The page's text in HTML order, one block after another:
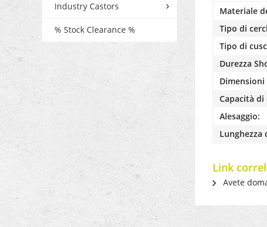
Industry Castors
% Stock Clearance %
Materiale
Tipo di
Tipo di
Durezza
Capacità di
Alesaggio:
Lunghezza
Link
Avete